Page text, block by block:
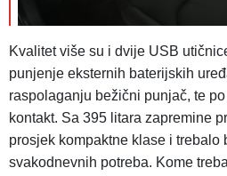
Kvalitet više su i dvije USB
punjenje eksternih baterijskih
raspolaganju bežični punjač, te
kontakt. Sa 395 litara zapremine
prosjek kompaktne klase i trebalo
svakodnevnih potreba. Kome